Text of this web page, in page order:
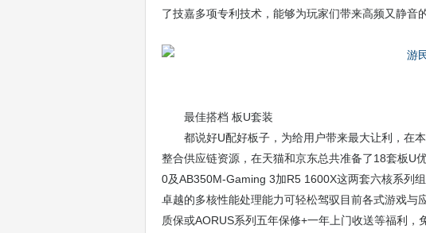
了技嘉多项专利技术，能够为玩家们带来高频又静音
最佳搭档 板U套装
都说好U配好板子，为给用户带来最大让利，在
整合供应链资源，在天猫和京东总共准备了18套板U
0及AB350M-Gaming 3加R5 1600X这两套六核系列
卓越的多核性能处理能力可轻松驾驭目前各式游戏与
质保或AORUS系列五年保修+一年上门收送等福利，